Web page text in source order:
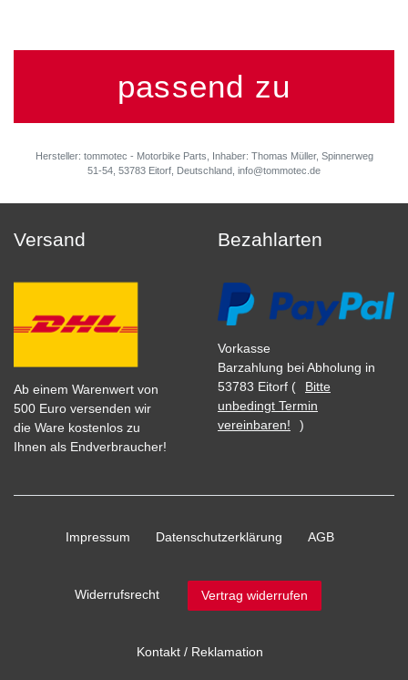
passend zu
Hersteller: tommotec - Motorbike Parts, Inhaber: Thomas Müller, Spinnerweg
51-54, 53783 Eitorf, Deutschland, info@tommotec.de
Versand
Ab einem Warenwert von
500 Euro versenden wir
die Ware kostenlos zu
Ihnen als Endverbraucher!
Bezahlarten
Vorkasse
Barzahlung bei Abholung in
53783 Eitorf (
Bitte
unbedingt Termin
vereinbaren!
)
Impressum Daten­schutz­erklärung AGB
Widerrufs­recht Vertrag widerrufen
Kontakt / Reklamation